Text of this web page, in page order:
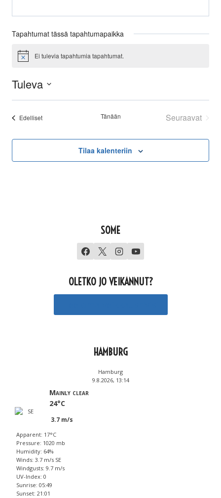
Tapahtumat tässä tapahtumapaikka
Notice Ei tulevia tapahtumia tapahtumat.
Tuleva
Valitse
EdellisetTapahtumat Tänään
Seuraavat
Tilaa kalenteriin
SOME
OLETKO JO VEIKANNUT?
HAMBURG
Hamburg
9.8.2026, 13:14
Mainly clear
24°C
3.7 m/s
Apparent: 17°C
Pressure: 1020 mb
Humidity: 64%
Winds: 3.7 m/s SE
Windgusts: 9.7 m/s
UV-Index: 0
Sunrise: 05:49
Sunset: 21:01